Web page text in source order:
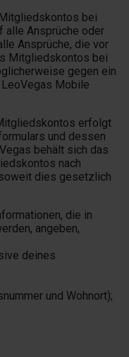
bei
alle Ansprüche oder
Ansprüche, die vor
Mitgliedskontos bei
gegen ein
LeoVegas Mobile
erfolgt
und dessen
behält sich das
nach
dies gesetzlich
die in
angeben,
deines
und Wohnort);